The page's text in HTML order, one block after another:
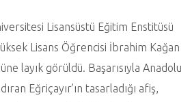
Lisansüstü Eğitim Enstitüsü
Lisans Öğrencisi İbrahim Kağan
layık görüldü. Başarısıyla Anadolu
Eğriçayır’ın tasarladığı afiş,